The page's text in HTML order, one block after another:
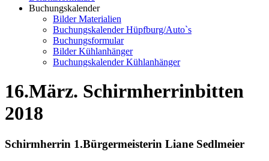
Buchungskalender
Bilder Materialien
Buchungskalender Hüpfburg/Auto`s
Buchungsformular
Bilder Kühlanhänger
Buchungskalender Kühlanhänger
16.März. Schirmherrinbitten
2018
Schirmherrin 1.Bürgermeisterin Liane Sedlmeier